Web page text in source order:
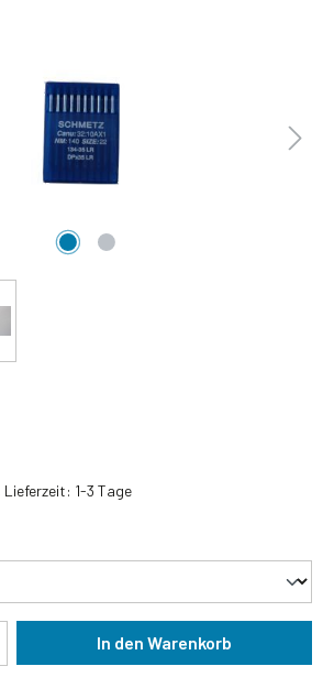
1-3 Tage
Gib den gewünschten Wert
In den Warenkorb